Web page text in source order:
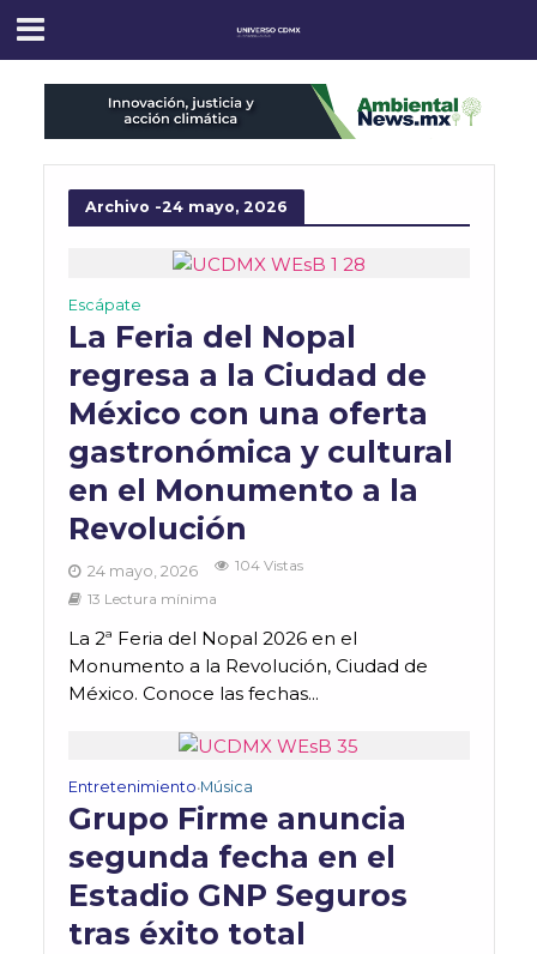
Archivo -24 mayo, 2026
Escápate
La Feria del Nopal
regresa a la Ciudad de
México con una oferta
gastronómica y cultural
en el Monumento a la
Revolución
24 mayo, 2026
104 Vistas
13 Lectura mínima
La 2ª Feria del Nopal 2026 en el
Monumento a la Revolución, Ciudad de
México. Conoce las fechas...
Entretenimiento•Música
Grupo Firme anuncia
segunda fecha en el
Estadio GNP Seguros
tras éxito total